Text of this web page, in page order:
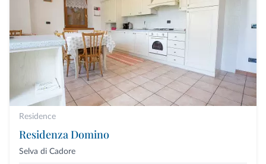
Residence
Residenza Domino
Selva di Cadore